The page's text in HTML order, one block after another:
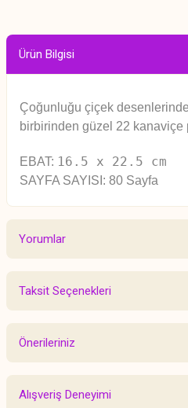
Ürün Bilgisi
Çoğunluğu çiçek
birbirinden güzel 22 kanaviçe
EBAT: 16.5 x 22.5 cm
SAYFA SAYISI: 80 Sayfa
Yorumlar
Taksit Seçenekleri
Önerileriniz
Bu ürünün fiyat bilgisi, resim, ürün
yetersiz gördüğünüz noktaları öneri
Alışveriş Deneyimi